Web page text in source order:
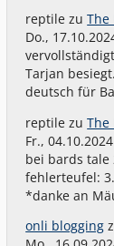
reptile zuThe
Do.,
Tarjan
deutsch für
reptile zuThe
Fr.,
bei bards tale
fehlerteufel:
*danke an
onli blogging